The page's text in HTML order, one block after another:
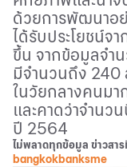
ด้วยการพัฒนาอย่
ได้รับประโยชน์จ
ขึ้น จากข้อมูลจำ
มีจำนวนถึง 240
ในวัยกลางคนมา
และคาดว่าจำนว
ปี 2564
ไม่พลาดทุกข้อมูล ข่าวสา
bangkokbanksme